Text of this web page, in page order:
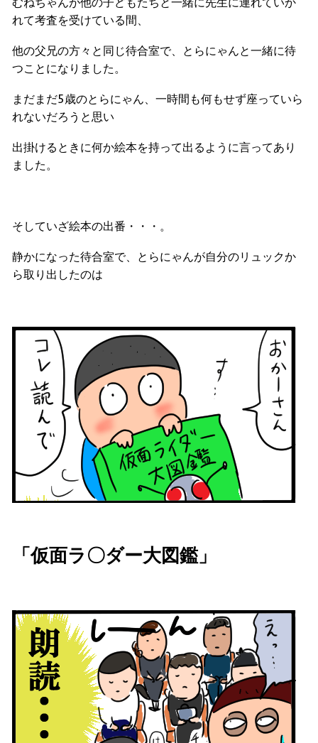
れて考査を受けている間、
他の父兄の方々と同じ待合室で、とらにゃんと一緒に待
つことになりました。
まだまだ5歳のとらにゃん、一時間も何もせず座っていら
れないだろうと思い
出掛けるときに何か絵本を持って出るように言ってあり
ました。
そしていざ絵本の出番・・・。
静かになった待合室で、とらにゃんが自分のリュックか
ら取り出したのは
「仮面ラ〇ダー大図鑑」